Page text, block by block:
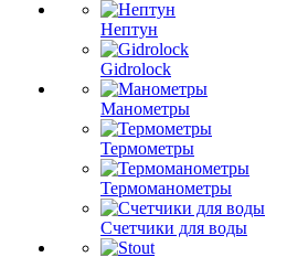
Нептун
Gidrolock
Манометры
Термометры
Термоманометры
Счетчики для воды